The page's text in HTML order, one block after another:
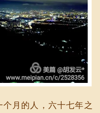
月的人，六十七年之